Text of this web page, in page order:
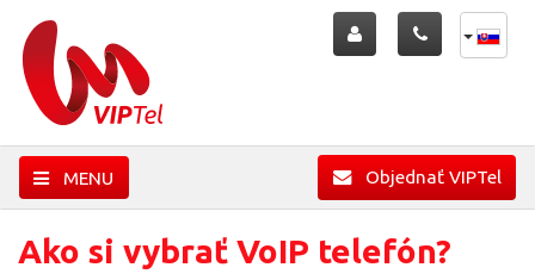
MENU Objednať VIPTel
Ako si vybrať VoIP telefón?